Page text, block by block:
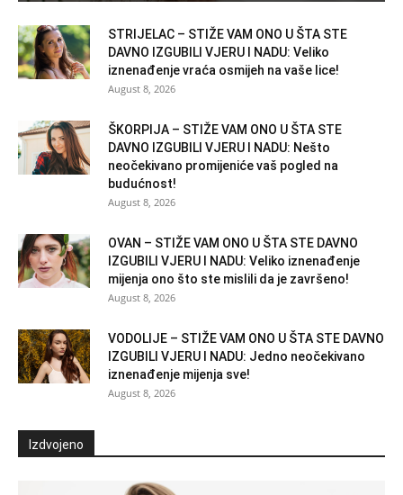
STRIJELAC – STIŽE VAM ONO U ŠTA STE
DAVNO IZGUBILI VJERU I NADU: Veliko
iznenađenje vraća osmijeh na vaše lice!
August 8, 2026
ŠKORPIJA – STIŽE VAM ONO U ŠTA STE
DAVNO IZGUBILI VJERU I NADU: Nešto
neočekivano promijeniće vaš pogled na
budućnost!
August 8, 2026
OVAN – STIŽE VAM ONO U ŠTA STE DAVNO
IZGUBILI VJERU I NADU: Veliko iznenađenje
mijenja ono što ste mislili da je završeno!
August 8, 2026
VODOLIJE – STIŽE VAM ONO U ŠTA STE DAVNO
IZGUBILI VJERU I NADU: Jedno neočekivano
iznenađenje mijenja sve!
August 8, 2026
Izdvojeno